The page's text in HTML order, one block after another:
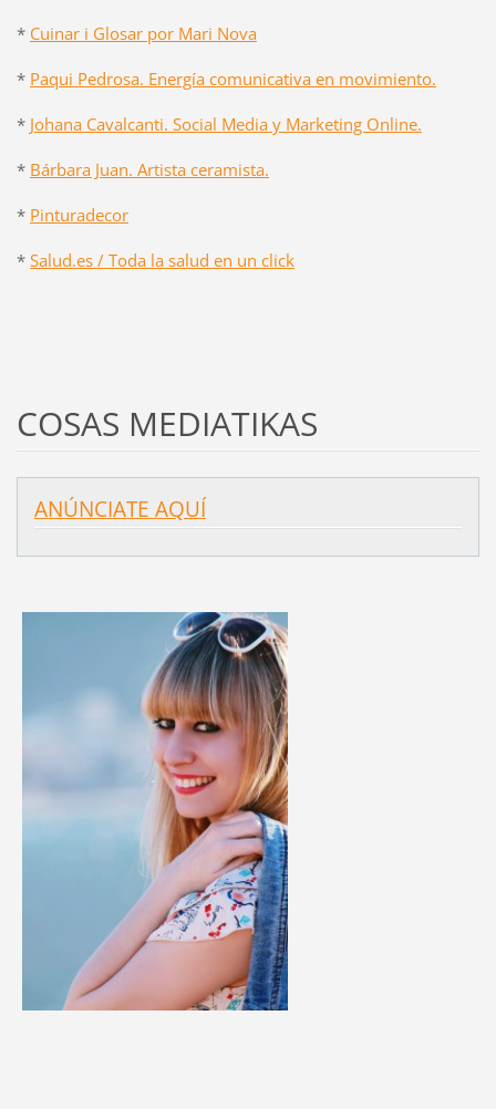
* Cuinar i Glosar por Mari Nova
* Paqui Pedrosa. Energía comunicativa en movimiento.
* Johana Cavalcanti. Social Media y Marketing Online.
* Bárbara Juan. Artista ceramista.
* Pinturadecor
* Salud.es / Toda la salud en un click
COSAS MEDIATIKAS
ANÚNCIATE AQUÍ